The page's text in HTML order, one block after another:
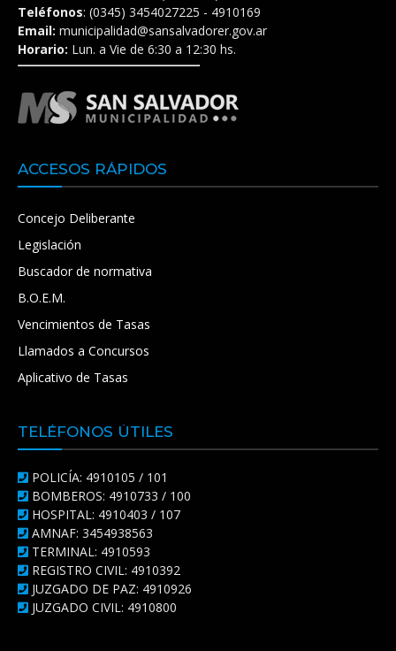
Teléfonos: (0345) 3454027225 - 4910169
Email: municipalidad@sansalvadorer.gov.ar
Horario: Lun. a Vie de 6:30 a 12:30 hs.
ACCESOS RÁPIDOS
Concejo Deliberante
Legislación
Buscador de normativa
B.O.E.M.
Vencimientos de Tasas
Llamados a Concursos
Aplicativo de Tasas
TELÉFONOS ÚTILES
POLICÍA: 4910105 / 101
BOMBEROS: 4910733 / 100
HOSPITAL: 4910403 / 107
AMNAF: 3454938563
TERMINAL: 4910593
REGISTRO CIVIL: 4910392
JUZGADO DE PAZ: 4910926
JUZGADO CIVIL: 4910800